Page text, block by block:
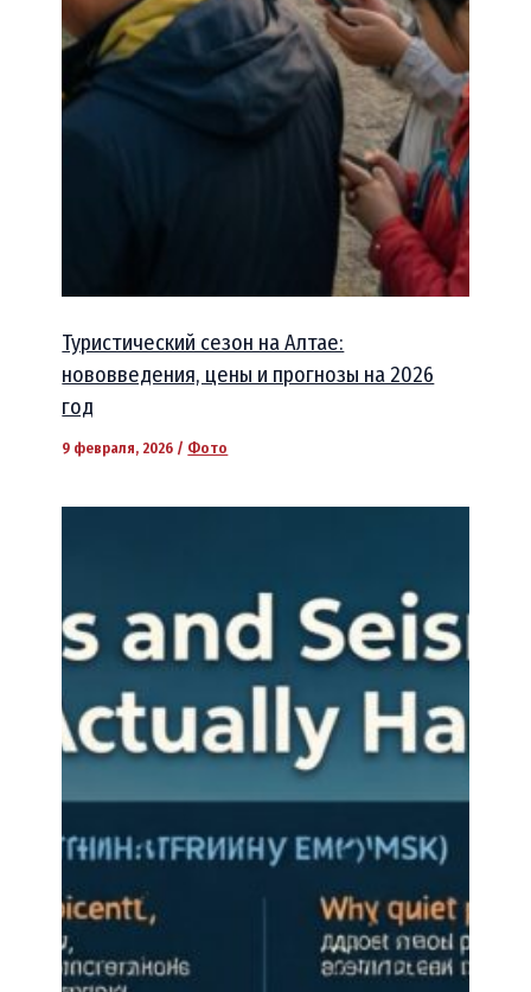
Туристический сезон на Алтае:
нововведения, цены и прогнозы на 2026
год
9 февраля, 2026 / Фото